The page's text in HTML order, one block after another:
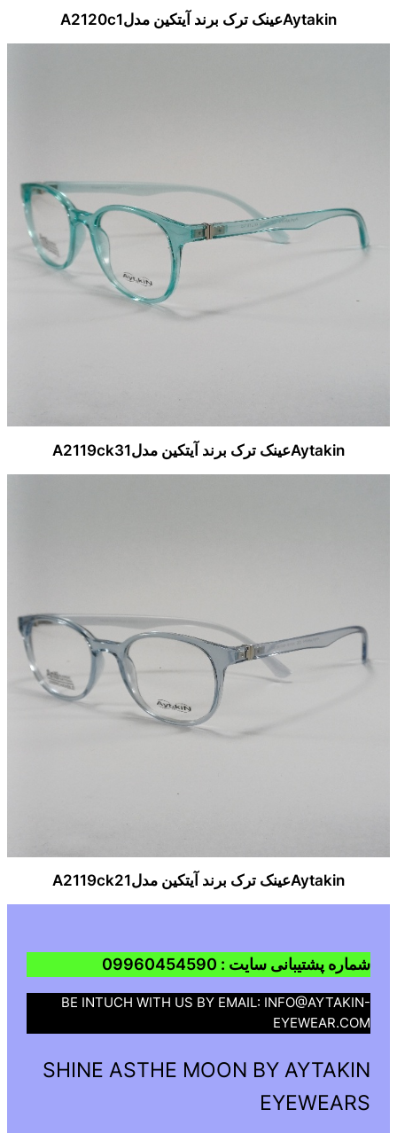
Aytakinعینک ترک برند آیتکین مدلA2120c1
Aytakinعینک ترک برند آیتکین مدلA2119ck31
Aytakinعینک ترک برند آیتکین مدلA2119ck21
شماره پشتیبانی سایت : 09960454590
BE INTUCH WITH US BY EMAIL: INFO@AYTAKIN-
EYEWEAR.COM
SHINE ASTHE MOON BY AYTAKIN
EYEWEARS